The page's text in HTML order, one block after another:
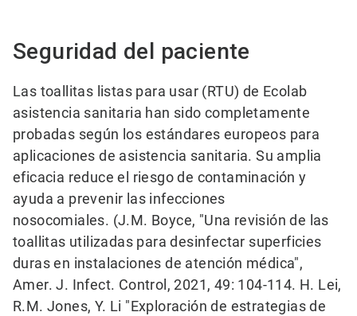
Seguridad del paciente
Las toallitas listas para usar (RTU) de Ecolab
asistencia sanitaria han sido completamente
probadas según los estándares europeos para
aplicaciones de asistencia sanitaria. Su amplia
eficacia reduce el riesgo de contaminación y
ayuda a prevenir las infecciones
nosocomiales. (J.M. Boyce, "Una revisión de las
toallitas utilizadas para desinfectar superficies
duras en instalaciones de atención médica",
Amer. J. Infect. Control, 2021, 49: 104-114. H. Lei,
R.M. Jones, Y. Li "Exploración de estrategias de